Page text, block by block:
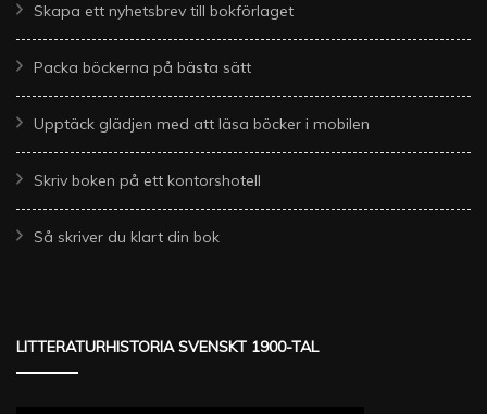
Skapa ett nyhetsbrev till bokförlaget
Packa böckerna på bästa sätt
Upptäck glädjen med att läsa böcker i mobilen
Skriv boken på ett kontorshotell
Så skriver du klart din bok
LITTERATURHISTORIA SVENSKT 1900-TAL